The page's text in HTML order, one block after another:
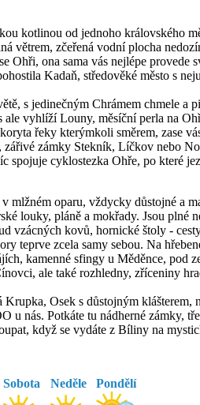
kotlinou od jednoho královského
větrem, zčeřená vodní plocha
ona sama vás nejlépe
Kadaň, středověké město s
s jedinečným Chrámem chmele a
vyhlíží Louny, měsíční perla na
řeky kterýmkoli směrem, zase
zámky Stekník, Líčkov nebo
spojuje cyklostezka Ohře, po které
mlžném oparu, vždycky důstojné a
louky, pláně a mokřady. Jsou
vzácných kovů, hornické štoly -
teprve zcela samy sebou. Na
kamenné sfingy u Měděnce,
ale také rozhledny, zříceniny
Osek s důstojným
u nás. Potkáte tu nádherné zámky,
když se vydáte z Bíliny na
Sobota Neděle Pondělí